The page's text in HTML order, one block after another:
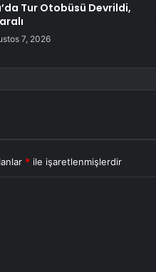
Tur Otobüsü Devrildi,
7, 2026
* ile işaretlenmişlerdir